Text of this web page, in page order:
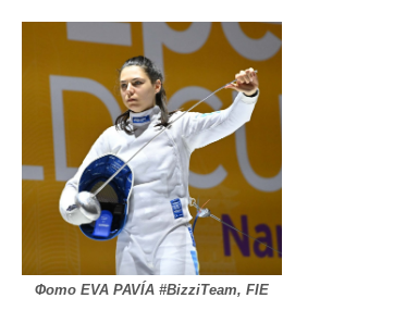
Фото EVA PAVÍA #BizziTeam, FIE